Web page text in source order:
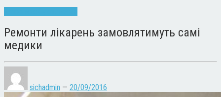
Ремонти лікарень замовлятимуть самі
медики
sichadmin — 20/09/2016